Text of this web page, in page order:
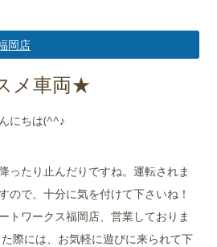
取査定のご案内
店舗案内
会社概要
岡店
メ車両★
にちは(^^♪
ったり止んだりですね。運転されま
ので、十分に気を付けて下さいね！
トワークス福岡店、営業しておりま
際には、お気軽に遊びに来られて下